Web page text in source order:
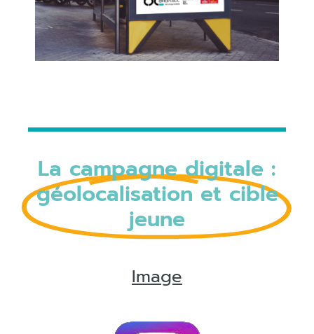
La campagne digitale :
géolocalisation et cible
jeune
Image